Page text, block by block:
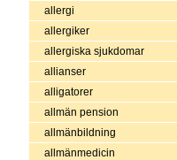
allergi
allergiker
allergiska sjukdomar
allianser
alligatorer
allmän pension
allmänbildning
allmänmedicin